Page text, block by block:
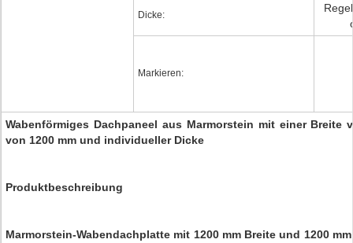
Dicke:
Markieren:
Wabenförmiges Dachpaneel aus Marmorstein mit einer Breite
von 1200 mm und individueller Dicke
Produktbeschreibung
Marmorstein-Wabendachplatte mit 1200 mm Breite und 1200